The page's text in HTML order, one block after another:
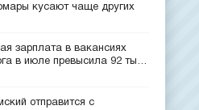
кусают чаще других
зарплата в вакансиях
в июле превысила 92 тыс.
отправится с